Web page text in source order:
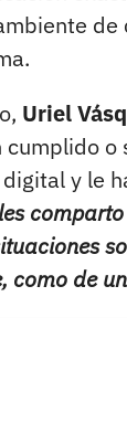
Uriel
cumplido
y le
como de